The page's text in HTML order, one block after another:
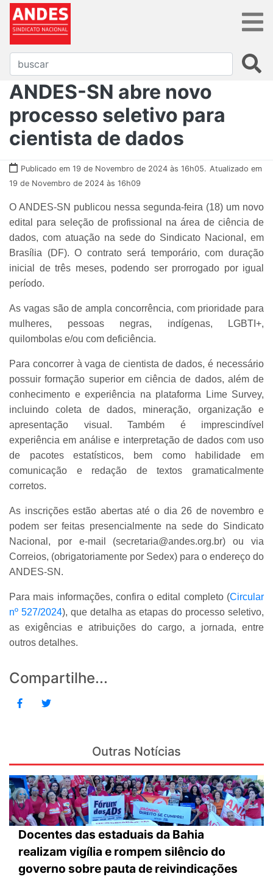
ANDES-SN abre novo
processo seletivo para
cientista de dados
Publicado em 19 de Novembro de 2024 às 16h05. Atualizado em
19 de Novembro de 2024 às 16h09
O ANDES-SN publicou nessa segunda-feira (18) um novo
edital para seleção de profissional na área de ciência de
dados, com atuação na sede do Sindicato Nacional, em
Brasília (DF). O contrato será temporário, com duração
inicial de três meses, podendo ser prorrogado por igual
período.
As vagas são de ampla concorrência, com prioridade para
mulheres, pessoas negras, indígenas, LGBTI+,
quilombolas e/ou com deficiência.
Para concorrer à vaga de cientista de dados, é necessário
possuir formação superior em ciência de dados, além de
conhecimento e experiência na plataforma Lime Survey,
incluindo coleta de dados, mineração, organização e
apresentação visual. Também é imprescindível
experiência em análise e interpretação de dados com uso
de pacotes estatísticos, bem como habilidade em
comunicação e redação de textos gramaticalmente
corretos.
As inscrições estão abertas até o dia 26 de novembro e
podem ser feitas presencialmente na sede do Sindicato
Nacional, por e-mail (secretaria@andes.org.br) ou via
Correios, (obrigatoriamente por Sedex) para o endereço do
ANDES-SN.
Para mais informações, confira o edital completo (Circular
nº 527/2024), que detalha as etapas do processo seletivo,
as exigências e atribuições do cargo, a jornada, entre
outros detalhes.
Compartilhe...
Outras Notícias
Docentes das estaduais da Bahia
realizam vigília e rompem silêncio do
governo sobre pauta de reivindicações